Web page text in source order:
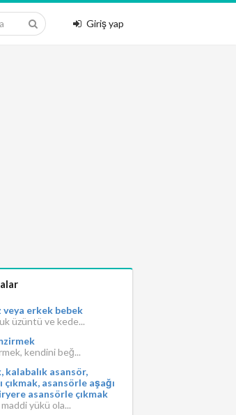
Giriş yap
veya erkek bebek
üzüntü ve kede...
kendini beğ...
kalabalık asansör,
çıkmak, asansörle aşağı
asansörle çıkmak
yükü ola...